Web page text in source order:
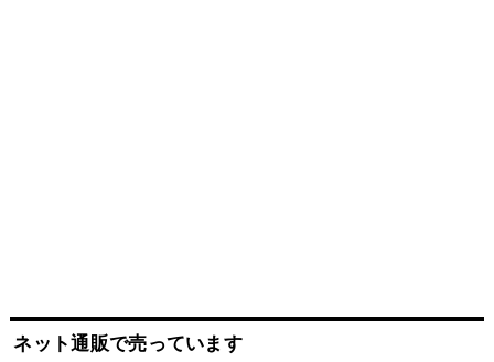
ネット通販で売っています